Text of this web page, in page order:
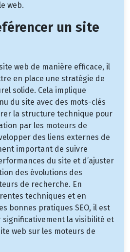
web.
un site
web de manière efficace, il
en place une stratégie de
solide. Cela implique
du site avec des mots-clés
la structure technique pour
par les moteurs de
des liens externes de
important de suivre
du site et d’ajuster
des évolutions des
de recherche. En
techniques et en
bonnes pratiques SEO, il est
significativement la visibilité et
web sur les moteurs de